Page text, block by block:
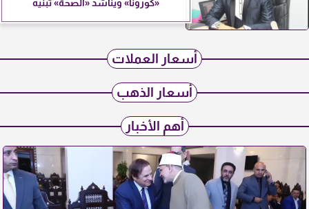
«كورونا» ويناشد «الصحة» تبنيه
أسعار العملات
أسعار الذهب
أهم الأخبار